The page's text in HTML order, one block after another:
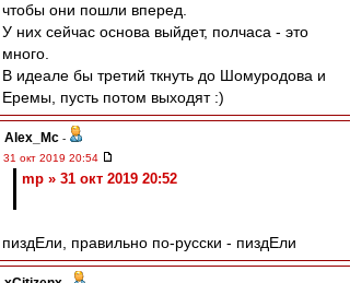
чтобы они пошли вперед.
У них сейчас основа выйдет, полчаса - это
много.
В идеале бы третий ткнуть до Шомуродова и
Еремы, пусть потом выходят :)
Alex_Mc -
31 окт 2019 20:54
mp » 31 окт 2019 20:52
пиздЕли, правильно по-русски - пиздЕли